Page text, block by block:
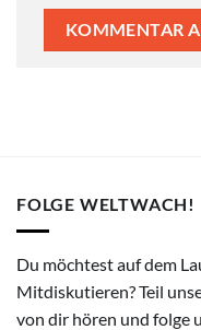
FOLGE WELTWACH!
Du möchtest auf dem
Mitdiskutieren? Teil
von dir hören und folge